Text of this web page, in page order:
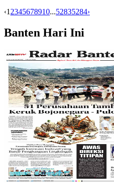
‹12345678910...52835284›
Banten Hari Ini